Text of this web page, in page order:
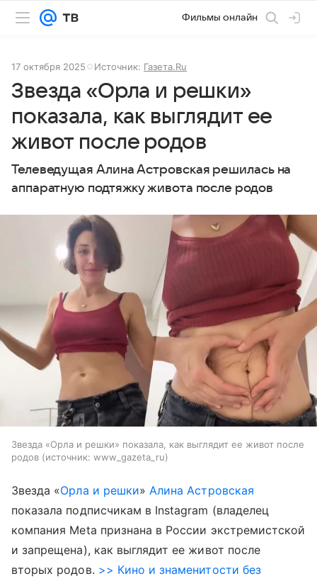
Фильмы онлайн
17 октября 2025 Источник: Газета.Ru
Звезда «Орла и решки»
показала, как выглядит ее
живот после родов
Телеведущая Алина Астровская решилась на
аппаратную подтяжку живота после родов
Звезда «Орла и решки» показала, как выглядит ее живот после
родов
источник: www_gazeta_ru
Звезда «Орла и решки» Алина Астровская
показала подписчикам в Instagram (владелец
компания Meta признана в России экстремистской
и запрещена), как выглядит ее живот после
вторых родов. >> Кино и знаменитости без